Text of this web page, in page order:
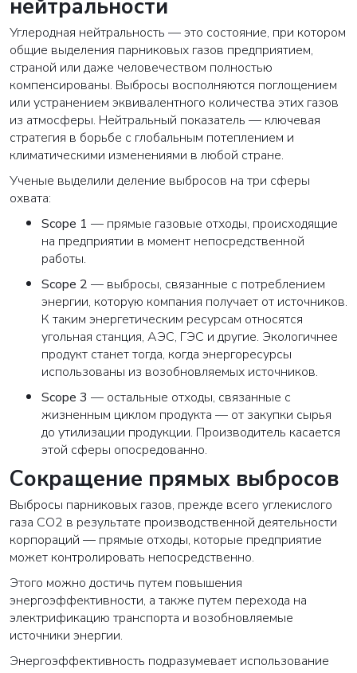
нейтральности
Углеродная нейтральность — это состояние, при котором
общие выделения парниковых газов предприятием,
страной или даже человечеством полностью
компенсированы. Выбросы восполняются поглощением
или устранением эквивалентного количества этих газов
из атмосферы. Нейтральный показатель — ключевая
стратегия в борьбе с глобальным потеплением и
климатическими изменениями в любой стране.
Ученые выделили деление выбросов на три сферы
охвата:
Scope 1 — прямые газовые отходы, происходящие
на предприятии в момент непосредственной
работы.
Scope 2 — выбросы, связанные с потреблением
энергии, которую компания получает от источников.
К таким энергетическим ресурсам относятся
угольная станция, АЭС, ГЭС и другие. Экологичнее
продукт станет тогда, когда энергоресурсы
использованы из возобновляемых источников.
Scope 3 — остальные отходы, связанные с
жизненным циклом продукта — от закупки сырья
до утилизации продукции. Производитель касается
этой сферы опосредованно.
Сокращение прямых выбросов
Выбросы парниковых газов, прежде всего углекислого
газа CO2 в результате производственной деятельности
корпораций — прямые отходы, которые предприятие
может контролировать непосредственно.
Этого можно достичь путем повышения
энергоэффективности, а также путем перехода на
электрификацию транспорта и возобновляемые
источники энергии.
Энергоэффективность подразумевает использование